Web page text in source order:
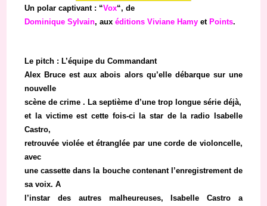
Un polar captivant : “Vox“, de
Dominique Sylvain, auxéditions Viviane Hamy et Points.
Le pitch : L’équipe du Commandant
Alex Bruce est aux abois alors qu’elle débarque sur une
nouvelle
scène de crime . La septième d’une trop longue série déjà,
et la victime est cette fois-ci la star de la radio Isabelle
Castro,
retrouvée violée et étranglée par une corde de violoncelle,
avec
une cassette dans la bouche contenant l’enregistrement de
sa voix. A
l’instar des autres malheureuses, Isabelle Castro a